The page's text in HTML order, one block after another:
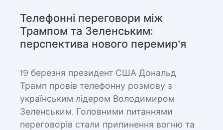
Телефонні переговори між
Трампом та Зеленським:
перспектива нового перемир'я
19 березня президент США Дональд
Трамп провів телефонну розмову з
українським лідером Володимиром
Зеленським. Головними питаннями
переговорів стали припинення вогню та